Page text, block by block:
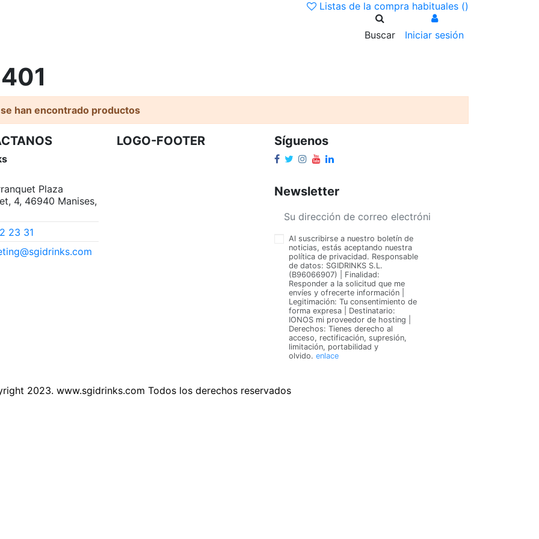
Listas de la compra habituales ()
Buscar Iniciar sesión
han encontrado productos
Plaza
4, 46940 Manises,
23 31
LOGO-FOOTER Síguenos
Newsletter
Al suscribirse a nuestro boletín de
noticias, estás aceptando nuestra
política de privacidad. Responsable
de datos: SGIDRINKS S.L.
(B96066907) | Finalidad:
Responder a la solicitud que me
envíes y ofrecerte información |
Legitimación: Tu consentimiento de
forma expresa | Destinatario:
IONOS mi proveedor de hosting |
Derechos: Tienes derecho al
acceso, rectificación, supresión,
limitación, portabilidad y
olvido. enlace
2023. www.sgidrinks.com Todos los derechos reservados